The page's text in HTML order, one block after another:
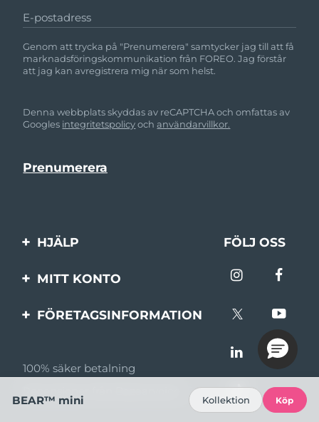
E-postadress
Genom att trycka på "Prenumerera" samtycker jag till att få
marknadsföringskommunikation från FOREO. Jag förstår
att jag kan avregistrera mig när som helst.
Denna webbplats skyddas av reCAPTCHA och omfattas av
Googles integritetspolicyochanvändarvillkor.
HJÄLP
Kontakta oss
Batteriinformation
FÖLJ OSS
MITT KONTO
Produktregistrering
FÖRETAGSINFORMATION
Affiliateprogram
Affiliate-nyheter
100% säker betalning
BEAR™ mini Kollektion Köp